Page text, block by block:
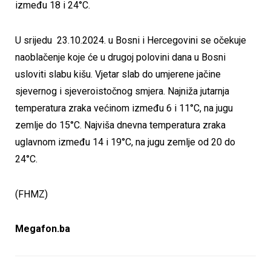
između 18 i 24°C.
U srijedu 23.10.2024. u Bosni i Hercegovini se očekuje
naoblačenje koje će u drugoj polovini dana u Bosni
usloviti slabu kišu. Vjetar slab do umjerene jačine
sjevernog i sjeveroistočnog smjera. Najniža jutarnja
temperatura zraka većinom između 6 i 11°C, na jugu
zemlje do 15°C. Najviša dnevna temperatura zraka
uglavnom između 14 i 19°C, na jugu zemlje od 20 do
24°C.
(FHMZ)
Megafon.ba